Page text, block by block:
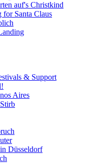
auf's Christkind
for Santa Claus
& Support
Aires
Düsseldorf